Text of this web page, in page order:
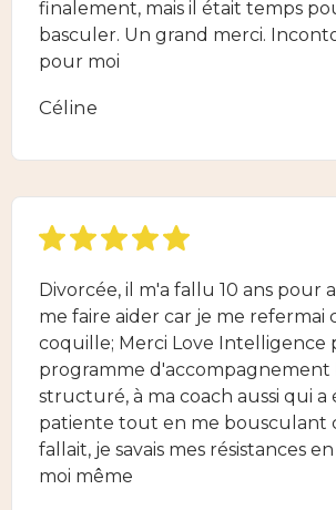
finalement, mais il était temps
basculer. Un grand merci.
pour moi
Céline
Divorcée, il m'a fallu 10 ans pour
me faire aider car je me refermai
coquille; Merci Love Intelligence
programme d'accompagnement
structuré, à ma coach aussi qui a
patiente tout en me bousculant
fallait, je savais mes résistances
moi même